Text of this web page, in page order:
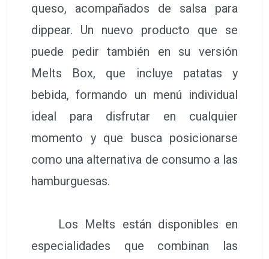
queso, acompañados de salsa para
dippear. Un nuevo producto que se
puede pedir también en su versión
Melts Box, que incluye patatas y
bebida, formando un menú individual
ideal para disfrutar en cualquier
momento y que busca posicionarse
como una alternativa de consumo a las
hamburguesas.
Los Melts están disponibles en
especialidades que combinan las